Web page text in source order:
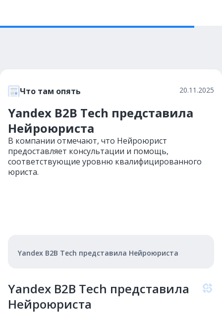
Что там опять 20.11.2025
Yandex B2B Tech представила
Нейроюриста
В компании отмечают, что Нейроюрист
предоставляет консультации и помощь,
соответствующие уровню квалифицированного
юриста.
Yandex B2B Tech представила Нейроюриста
Yandex B2B Tech представила
Нейроюриста